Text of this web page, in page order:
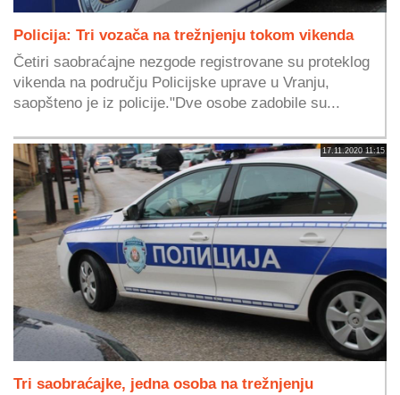
Policija: Tri vozača na trežnjenju tokom vikenda
Četiri saobraćajne nezgode registrovane su proteklog
vikenda na području Policijske uprave u Vranju,
saopšteno je iz policije."Dve osobe zadobile su...
17.11.2020 11:15
Tri saobraćajke, jedna osoba na trežnjenju